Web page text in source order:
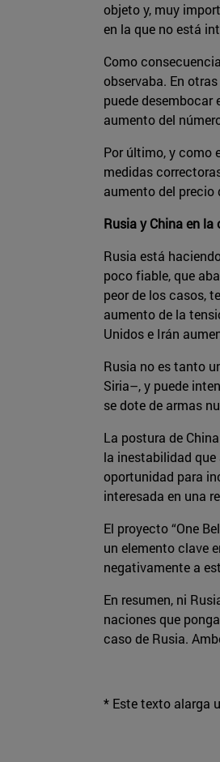
objeto y, muy
en la que no está
Como
observaba. En
puede desembocar
aumento del
Por último, y como
medidas
aumento del precio
Rusia y China en la
Rusia está
poco fiable, que
peor de los casos,
aumento de la
Unidos e Irán
Rusia no es tanto
Siria–, y puede
se dote de armas
La postura de
la inestabilidad
oportunidad para
interesada en una
El proyecto “One
un elemento clave
negativamente a
En resumen, ni
naciones que
caso de Rusia.
* Este texto alarga